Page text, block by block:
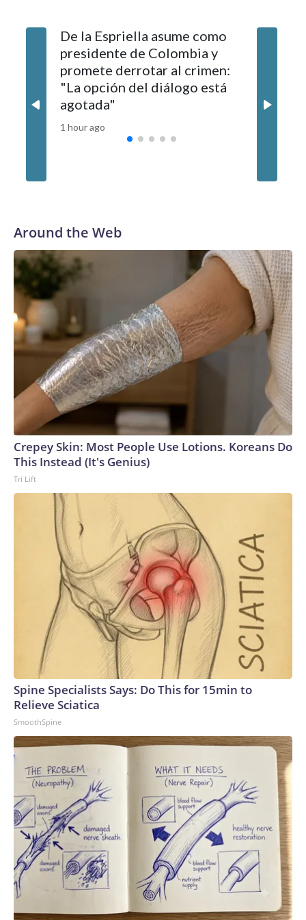
De la Espriella asume como
presidente de Colombia y
promete derrotar al crimen:
"La opción del diálogo está
agotada"
1 hour ago
según
Around the Web
Crepey Skin: Most People Use Lotions. Koreans Do
This Instead (It's Genius)
Tri Lift
Spine Specialists Says: Do This for 15min to
Relieve Sciatica
SmoothSpine